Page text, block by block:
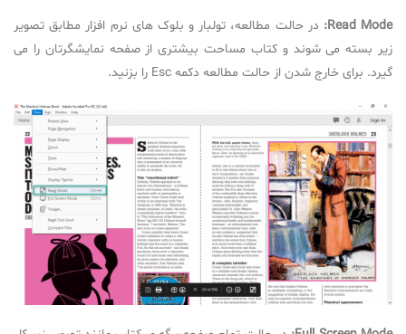
Read Mode: در حالت مطالعه، تولبار و بلوک های نرم افزار مطابق تصویر
زیر بسته می شوند و کتاب مساحت بیشتری از صفحه نمایشگرتان را می
گیرد. برای خارج شدن از حالت مطالعه دکمه Esc را بزنید.